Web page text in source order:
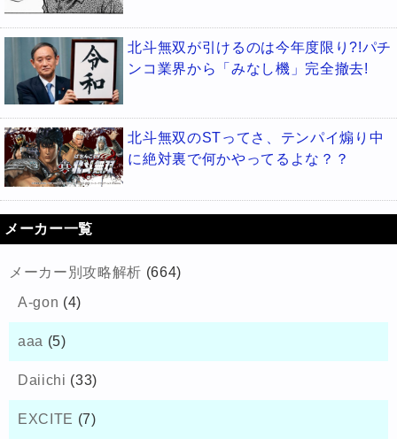
北斗無双が引けるのは今年度限り?!パチ
ンコ業界から「みなし機」完全撤去!
北斗無双のSTってさ、テンパイ煽り中
に絶対裏で何かやってるよな？？
メーカー一覧
メーカー別攻略解析 (664)
A-gon (4)
aaa (5)
Daiichi (33)
EXCITE (7)